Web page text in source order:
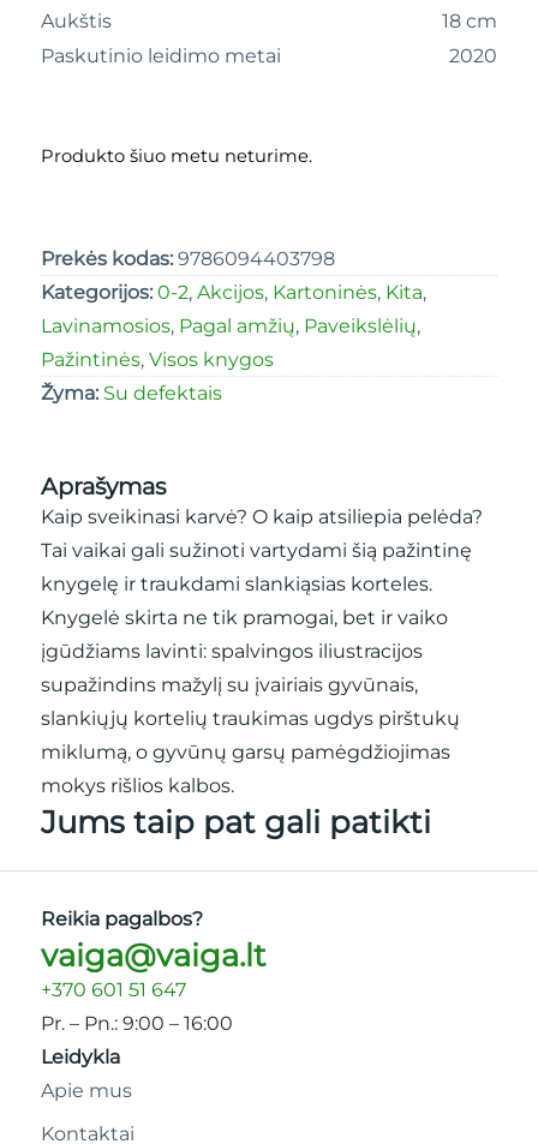
Aukštis
18 cm
Paskutinio leidimo metai
2020
Produkto šiuo metu neturime.
Prekės kodas: 9786094403798
Kategorijos: 0-2, Akcijos, Kartoninės, Kita,
Lavinamosios, Pagal amžių, Paveikslėlių,
Pažintinės, Visos knygos
Žyma: Su defektais
Aprašymas
Kaip sveikinasi karvė? O kaip atsiliepia pelėda?
Tai vaikai gali sužinoti vartydami šią pažintinę
knygelę ir traukdami slankiąsias korteles.
Knygelė skirta ne tik pramogai, bet ir vaiko
įgūdžiams lavinti: spalvingos iliustracijos
supažindins mažylį su įvairiais gyvūnais,
slankiųjų kortelių traukimas ugdys pirštukų
miklumą, o gyvūnų garsų pamėgdžiojimas
mokys rišlios kalbos.
Jums taip pat gali patikti
Reikia pagalbos?
vaiga@vaiga.lt
+370 601 51 647
Pr. – Pn.: 9:00 – 16:00
Leidykla
Apie mus
Kontaktai